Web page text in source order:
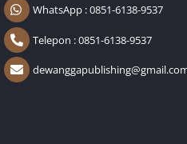
WhatsApp : 0851-6138-9537
Telepon : 0851-6138-9537